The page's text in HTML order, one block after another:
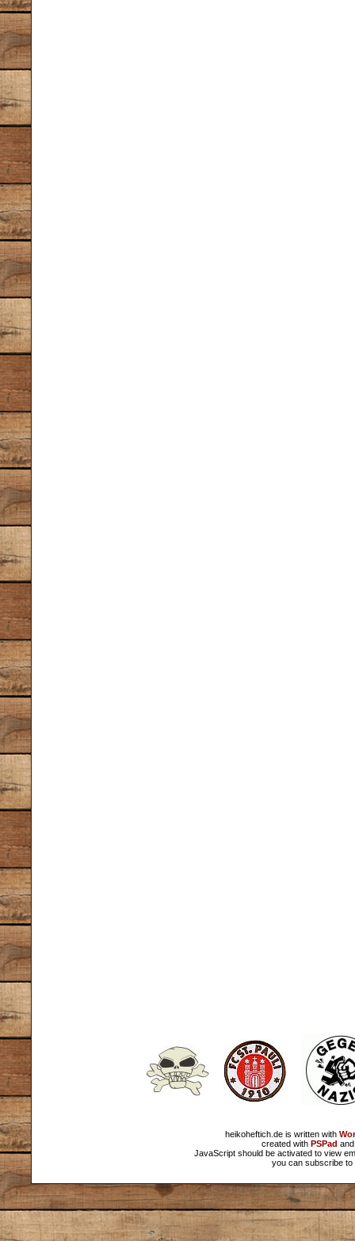
heikoheftich.de is written with
created with PSPad
JavaScript should be activated to view
you can subscribe